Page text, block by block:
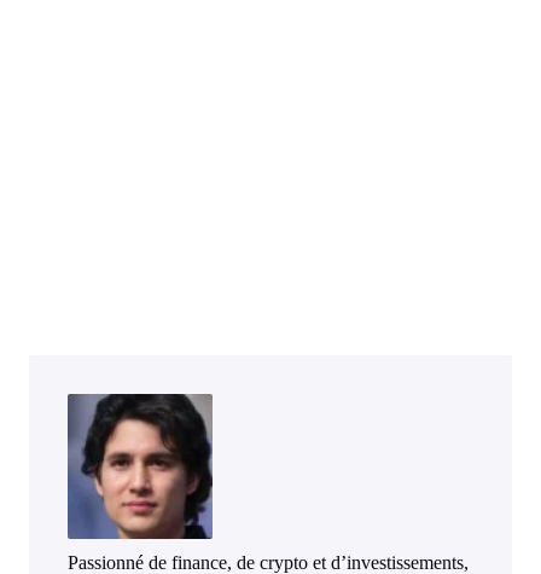
Passionné de finance, de crypto et d’investissements,